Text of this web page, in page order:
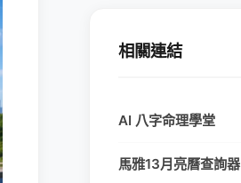
相關連結
AI 八字命理學堂
馬雅13月亮曆查詢器